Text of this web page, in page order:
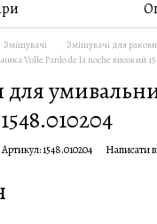
Змішувачі Змішувачі для
Volle Pardo de la noche високий
Артикул: 1548.010204 Написати